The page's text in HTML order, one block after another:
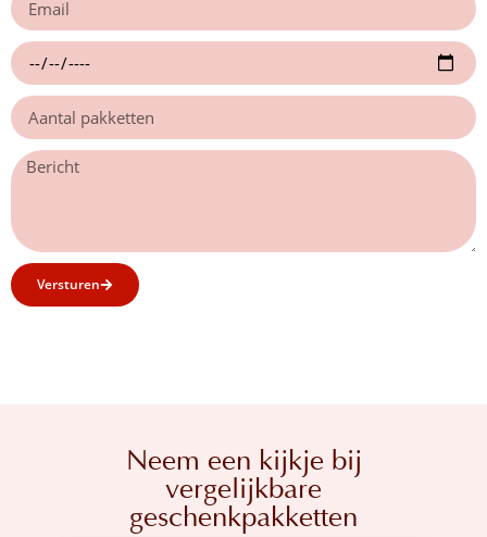
Versturen
Neem een kijkje bij
vergelijkbare
geschenkpakketten